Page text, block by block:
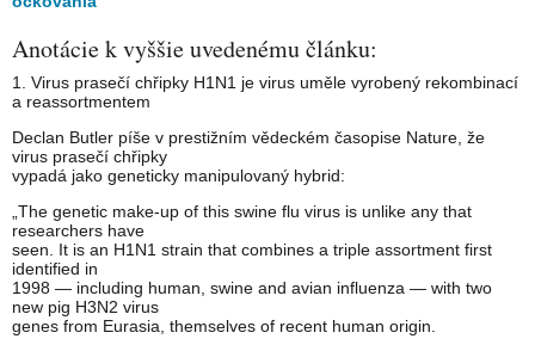
Anotácie k vyššie uvedenému článku:
1. Virus prasečí chřipky H1N1 je virus uměle vyrobený rekombinací
a reassortmentem
Declan Butler píše v prestižním vědeckém časopise Nature, že
virus prasečí chřipky
vypadá jako geneticky manipulovaný hybrid:
„The genetic make-up of this swine flu virus is unlike any that
researchers have
seen. It is an H1N1 strain that combines a triple assortment first
identified in
1998 — including human, swine and avian influenza — with two
new pig H3N2 virus
genes from Eurasia, themselves of recent human origin.